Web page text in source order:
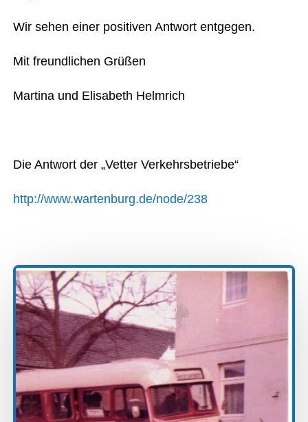
Wir sehen einer positiven Antwort entgegen.
Mit freundlichen Grüßen
Martina und Elisabeth Helmrich
Die Antwort der „Vetter Verkehrsbetriebe“
http://www.wartenburg.de/node/238